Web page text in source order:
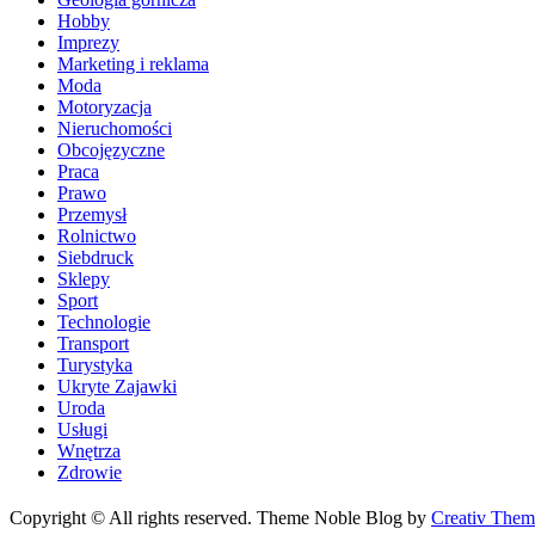
Hobby
Imprezy
Marketing i reklama
Moda
Motoryzacja
Nieruchomości
Obcojęzyczne
Praca
Prawo
Przemysł
Rolnictwo
Siebdruck
Sklepy
Sport
Technologie
Transport
Turystyka
Ukryte Zajawki
Uroda
Usługi
Wnętrza
Zdrowie
Copyright © All rights reserved. Theme Noble Blog by Creativ